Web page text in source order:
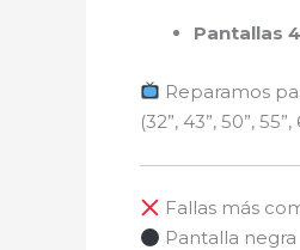
Pantallas
Reparamos
(32”, 43”, 50”,
Fallas más
Pantalla negra